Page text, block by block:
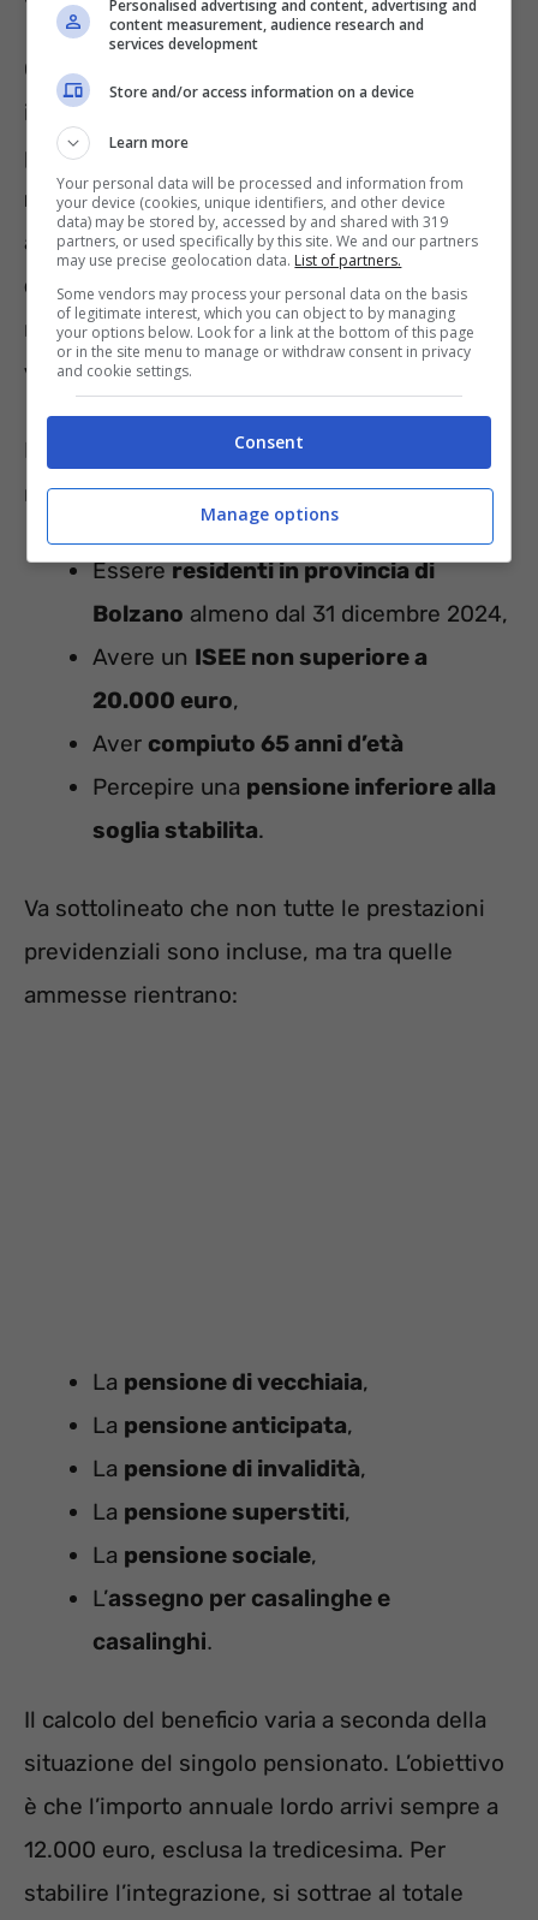
Qui, grazie a un
introdotto un
prevede che, a partire da
nessun pensionatoresidente nella provincia
autonoma di Bolzanodebba percepire meno
di 1.000 euro lordi al mese. Un’iniziativa che
nasce percontrastare l’elevato costo della
vitalocale, tra i più alti d’Italia.
Per ottenere il sostegno è necessario
rispettare alcuni requisiti:
Essereresidenti in provincia di
Bolzano almeno dal 31 dicembre 2024,
Avere un ISEE non superiore a
20.000 euro,
Aver compiuto 65 anni d’età
Percepire una pensione inferiore alla
soglia stabilita.
Va sottolineato che non tutte le prestazioni
previdenziali sono incluse, ma tra quelle
ammesse rientrano:
La pensione di vecchiaia,
La pensione anticipata,
La pensione di invalidità,
La pensione superstiti,
La pensione sociale,
L’assegno per casalinghe e
casalinghi.
Il calcolo del beneficio varia a seconda della
situazione del singolo pensionato. L’obiettivo
è che l’importo annuale lordo arrivi sempre a
12.000 euro, esclusa la tredicesima. Per
stabilire l’integrazione, si sottrae al totale
Personalised advertising and content, advertising and
content measurement, audience research and
services development
Store and/or access information on a device
Learn more
Your personal data will be processed and information from
your device (cookies, unique identifiers, and other device
data) may be stored by, accessed by and shared with 319
partners, or used specifically by this site. We and our partners
may use precise geolocation data. List of partners.
Some vendors may process your personal data on the basis
of legitimate interest, which you can object to by managing
your options below. Look for a link at the bottom of this page
or in the site menu to manage or withdraw consent in privacy
and cookie settings.
Consent
Manage options